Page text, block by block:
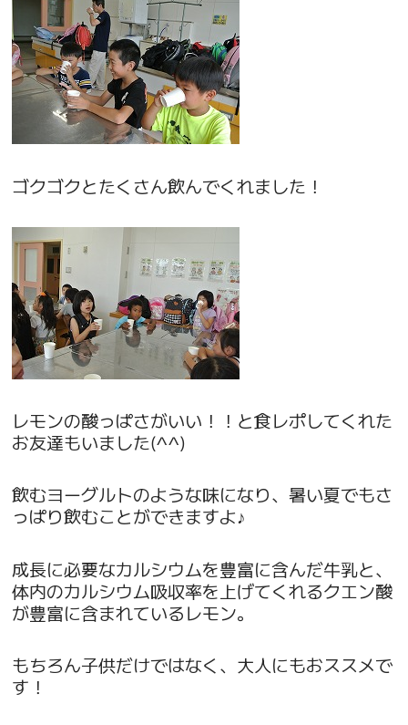
ゴクゴクとたくさん飲んでくれました！
レモンの酸っぱさがいい！！と食レポしてくれた
お友達もいました(^^)
飲むヨーグルトのような味になり、暑い夏でもさ
っぱり飲むことができますよ♪
成長に必要なカルシウムを豊富に含んだ牛乳と、
体内のカルシウム吸収率を上げてくれるクエン酸
が豊富に含まれているレモン。
もちろん子供だけではなく、大人にもおススメで
す！